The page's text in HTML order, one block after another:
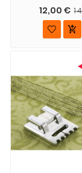
12,00 €
